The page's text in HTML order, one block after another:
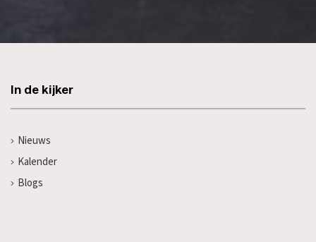
In de kijker
Nieuws
Kalender
Blogs